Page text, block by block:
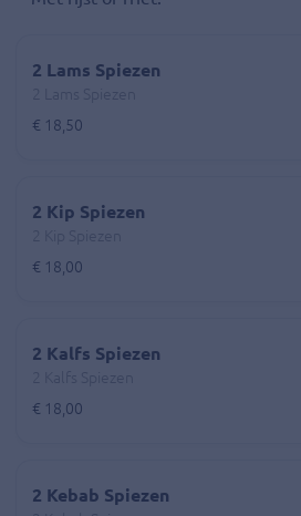
2 Lams Spiezen
€ 18,50
2 Kip Spiezen
€ 18,00
2 Kalfs Spiezen
€ 18,00
2 Kebab Spiezen